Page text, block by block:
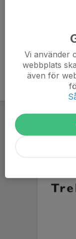
Betalning på
Vi använder
webbplats
även för